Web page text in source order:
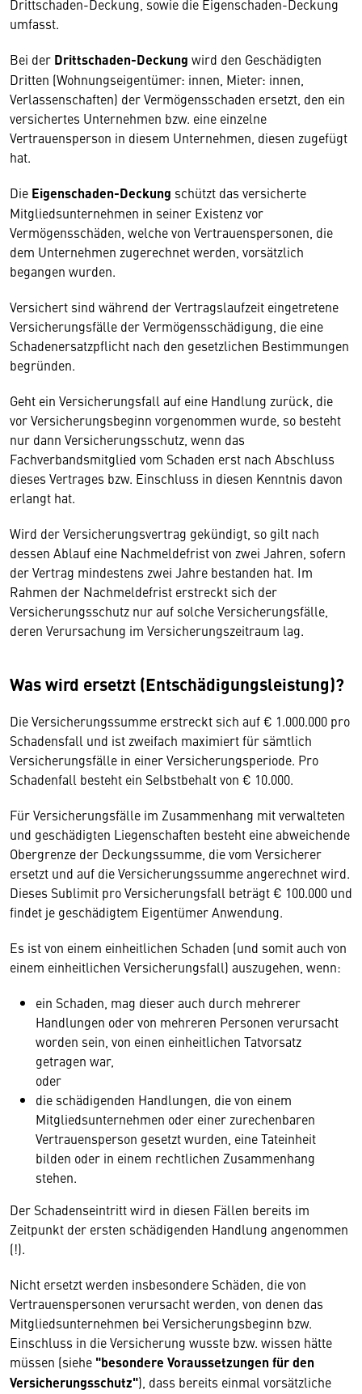
Drittschaden-Deckung, sowie die Eigenschaden-Deckung
umfasst.
Bei der Drittschaden-Deckung wird den Geschädigten
Dritten (Wohnungseigentümer: innen, Mieter: innen,
Verlassenschaften) der Vermögensschaden ersetzt, den ein
versichertes Unternehmen bzw. eine einzelne
Vertrauensperson in diesem Unternehmen, diesen zugefügt
hat.
Die Eigenschaden-Deckung schützt das versicherte
Mitgliedsunternehmen in seiner Existenz vor
Vermögensschäden, welche von Vertrauenspersonen, die
dem Unternehmen zugerechnet werden, vorsätzlich
begangen wurden.
Versichert sind während der Vertragslaufzeit eingetretene
Versicherungsfälle der Vermögensschädigung, die eine
Schadenersatzpflicht nach den gesetzlichen Bestimmungen
begründen.
Geht ein Versicherungsfall auf eine Handlung zurück, die
vor Versicherungsbeginn vorgenommen wurde, so besteht
nur dann Versicherungsschutz, wenn das
Fachverbandsmitglied vom Schaden erst nach Abschluss
dieses Vertrages bzw. Einschluss in diesen Kenntnis davon
erlangt hat.
Wird der Versicherungsvertrag gekündigt, so gilt nach
dessen Ablauf eine Nachmeldefrist von zwei Jahren, sofern
der Vertrag mindestens zwei Jahre bestanden hat. Im
Rahmen der Nachmeldefrist erstreckt sich der
Versicherungsschutz nur auf solche Versicherungsfälle,
deren Verursachung im Versicherungszeitraum lag.
Was wird ersetzt (Entschädigungsleistung)?
Die Versicherungssumme erstreckt sich auf € 1.000.000 pro
Schadensfall und ist zweifach maximiert für sämtlich
Versicherungsfälle in einer Versicherungsperiode. Pro
Schadenfall besteht ein Selbstbehalt von € 10.000.
Für Versicherungsfälle im Zusammenhang mit verwalteten
und geschädigten Liegenschaften besteht eine abweichende
Obergrenze der Deckungssumme, die vom Versicherer
ersetzt und auf die Versicherungssumme angerechnet wird.
Dieses Sublimit pro Versicherungsfall beträgt € 100.000 und
findet je geschädigtem Eigentümer Anwendung.
Es ist von einem einheitlichen Schaden (und somit auch von
einem einheitlichen Versicherungsfall) auszugehen, wenn:
ein Schaden, mag dieser auch durch mehrerer
Handlungen oder von mehreren Personen verursacht
worden sein, von einen einheitlichen Tatvorsatz
getragen war,
oder
die schädigenden Handlungen, die von einem
Mitgliedsunternehmen oder einer zurechenbaren
Vertrauensperson gesetzt wurden, eine Tateinheit
bilden oder in einem rechtlichen Zusammenhang
stehen.
Der Schadenseintritt wird in diesen Fällen bereits im
Zeitpunkt der ersten schädigenden Handlung angenommen
(!).
Nicht ersetzt werden insbesondere Schäden, die von
Vertrauenspersonen verursacht werden, von denen das
Mitgliedsunternehmen bei Versicherungsbeginn bzw.
Einschluss in die Versicherung wusste bzw. wissen hätte
müssen (siehe "besondere Voraussetzungen für den
Versicherungsschutz"), dass bereits einmal vorsätzliche